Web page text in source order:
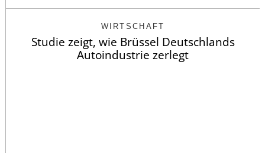
WIRTSCHAFT
Studie zeigt, wie Brüssel Deutschlands
Autoindustrie zerlegt